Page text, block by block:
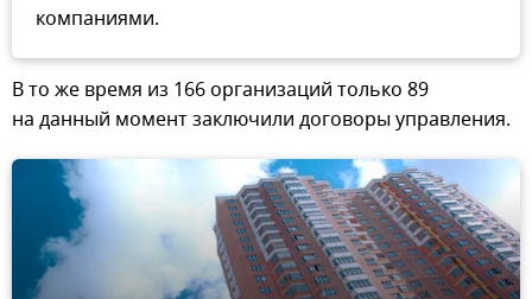
компаниями.
В то же время из 166 организаций только 89
на данный момент заключили договоры управления.